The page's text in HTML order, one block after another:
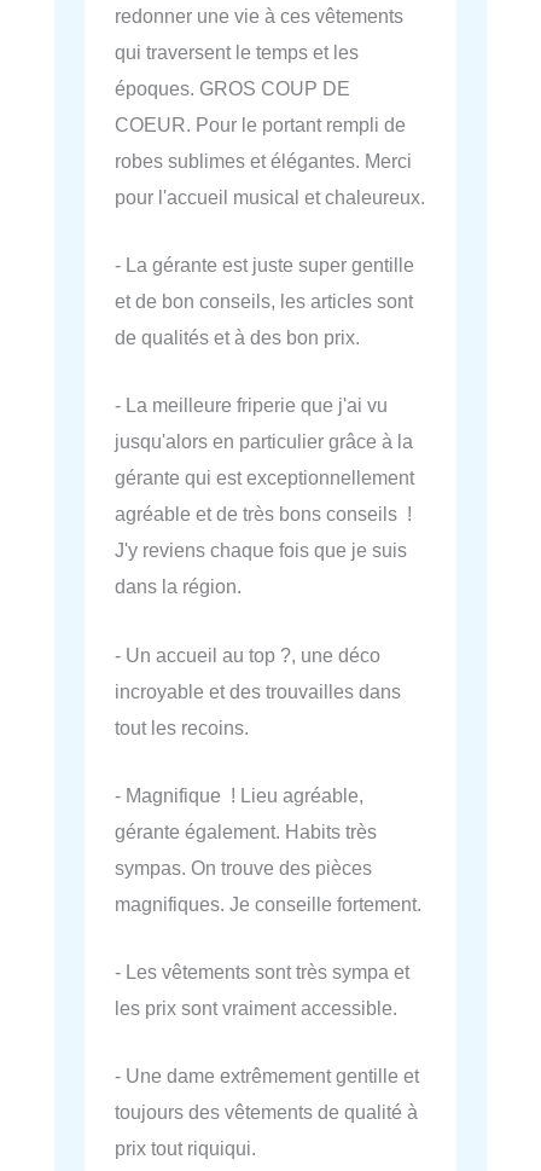
redonner une vie à ces vêtements
qui traversent le temps et les
époques. GROS COUP DE
COEUR. Pour le portant rempli de
robes sublimes et élégantes. Merci
pour l'accueil musical et chaleureux.
- La gérante est juste super gentille
et de bon conseils, les articles sont
de qualités et à des bon prix.
- La meilleure friperie que j'ai vu
jusqu'alors en particulier grâce à la
gérante qui est exceptionnellement
agréable et de très bons conseils !
J'y reviens chaque fois que je suis
dans la région.
- Un accueil au top ?, une déco
incroyable et des trouvailles dans
tout les recoins.
- Magnifique ! Lieu agréable,
gérante également. Habits très
sympas. On trouve des pièces
magnifiques. Je conseille fortement.
- Les vêtements sont très sympa et
les prix sont vraiment accessible.
- Une dame extrêmement gentille et
toujours des vêtements de qualité à
prix tout riquiqui.